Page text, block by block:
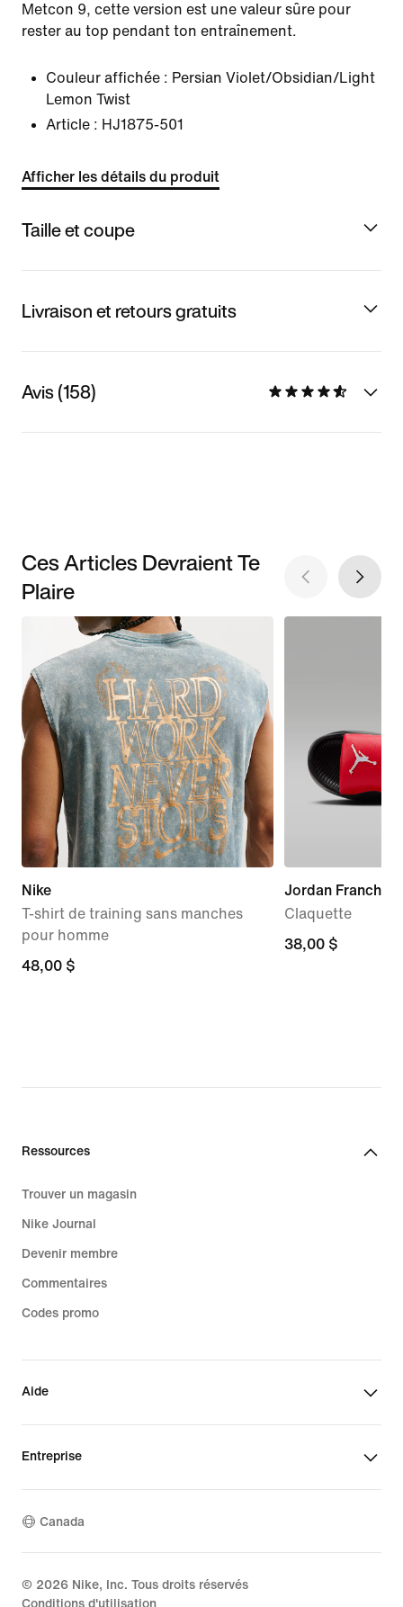
Metcon 9, cette version est une valeur sûre pour
rester au top pendant ton entraînement.
Couleur affichée : Persian Violet/Obsidian/Light
Lemon Twist
Article : HJ1875-501
Afficher les détails du produit
Taille et coupe
Livraison et retours gratuits
Avis (158)
Ces Articles Devraient Te
Plaire
Nike
T-shirt de training sans manches
pour homme
48,00 $
48,00 $
Jordan Franchise
Claquette
38,00 $
38,00 $
Ressources
Trouver un magasin
Nike Journal
Devenir membre
Commentaires
Codes promo
Aide
Entreprise
Canada
© 2026 Nike, Inc. Tous droits réservés
Conditions d'utilisation